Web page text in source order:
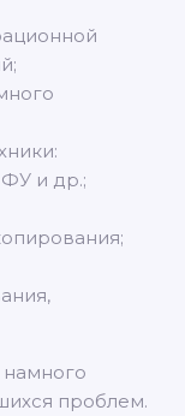
и др.;
проблем.